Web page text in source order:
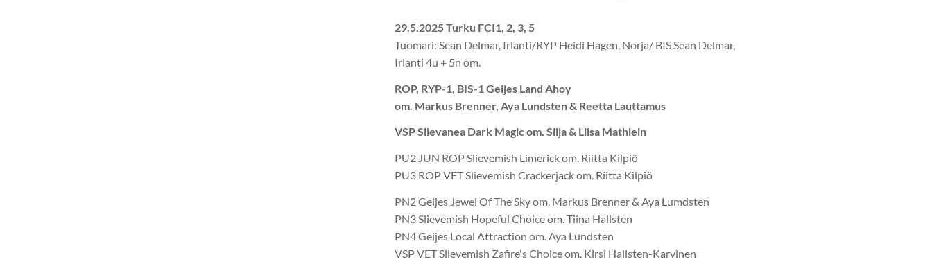
29.5.2025 Turku FCI1, 2, 3, 5
Tuomari: Sean Delmar, Irlanti/RYP Heidi Hagen, Norja/ BIS Sean Delmar,
Irlanti 4u + 5n om.
ROP, RYP-1, BIS-1 Geijes Land Ahoy
om. Markus Brenner, Aya Lundsten & Reetta Lauttamus
VSP Slievanea Dark Magic om. Silja & Liisa Mathlein
PU2 JUN ROP Slievemish Limerick om. Riitta Kilpiö
PU3 ROP VET Slievemish Crackerjack om. Riitta Kilpiö
PN2 Geijes Jewel Of The Sky om. Markus Brenner & Aya Lumdsten
PN3 Slievemish Hopeful Choice om. Tiina Hallsten
PN4 Geijes Local Attraction om. Aya Lundsten
VSP VET Slievemish Zafire's Choice om. Kirsi Hallsten-Karvinen